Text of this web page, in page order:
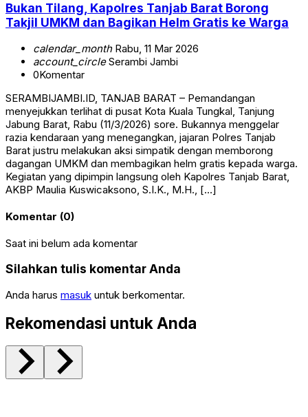
Bukan Tilang, Kapolres Tanjab Barat Borong
Takjil UMKM dan Bagikan Helm Gratis ke Warga
calendar_monthRabu, 11 Mar 2026
account_circleSerambi Jambi
0Komentar
SERAMBIJAMBI.ID, TANJAB BARAT – Pemandangan
menyejukkan terlihat di pusat Kota Kuala Tungkal, Tanjung
Jabung Barat, Rabu (11/3/2026) sore. Bukannya menggelar
razia kendaraan yang menegangkan, jajaran Polres Tanjab
Barat justru melakukan aksi simpatik dengan memborong
dagangan UMKM dan membagikan helm gratis kepada warga.
Kegiatan yang dipimpin langsung oleh Kapolres Tanjab Barat,
AKBP Maulia Kuswicaksono, S.I.K., M.H., […]
Komentar (0)
Saat ini belum ada komentar
Silahkan tulis komentar Anda
Anda harus masuk untuk berkomentar.
Rekomendasi untuk Anda